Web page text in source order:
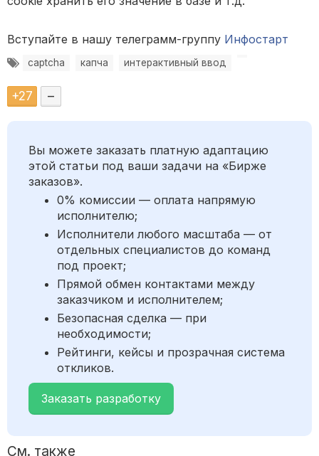
Вступайте в нашу телеграмм-группу Инфостарт
captcha капча интерактивный ввод
+27 –
Вы можете заказать платную адаптацию
этой статьи под ваши задачи на «Бирже
заказов».
0% комиссии — оплата напрямую
исполнителю;
Исполнители любого масштаба — от
отдельных специалистов до команд
под проект;
Прямой обмен контактами между
заказчиком и исполнителем;
Безопасная сделка — при
необходимости;
Рейтинги, кейсы и прозрачная система
откликов.
Заказать разработку
См. также